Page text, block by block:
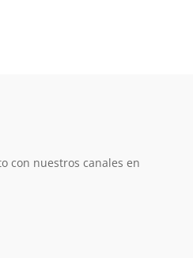
con nuestros canales en